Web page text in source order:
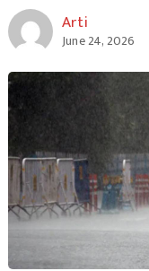
Arti
June 24, 2026